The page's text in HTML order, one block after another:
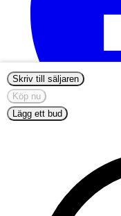
Skriv till säljaren
Köp nu
Lägg ett bud
info@nordicmugs.com
+45 53 80 69 43